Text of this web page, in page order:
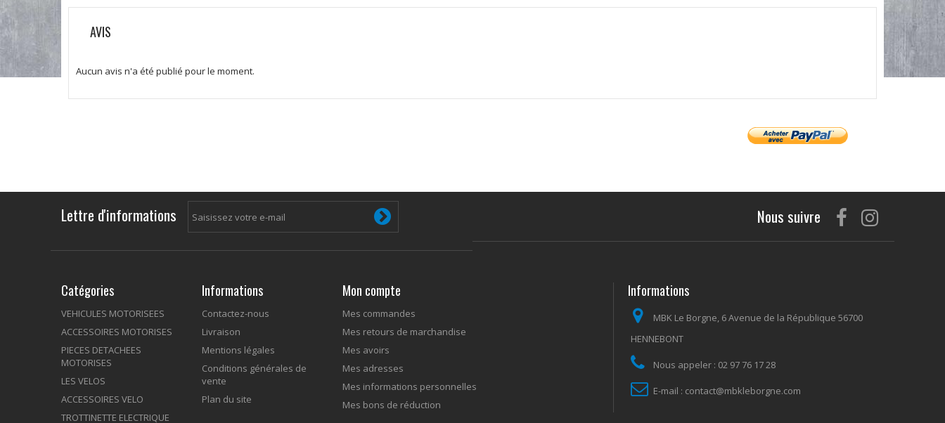
AVIS
Aucun avis n'a été publié pour le moment.
Lettre d'informations Nous suivre
Catégories
VEHICULES MOTORISEES
ACCESSOIRES MOTORISES
PIECES DETACHEES
MOTORISES
LES VELOS
ACCESSOIRES VELO
TROTTINETTE ELECTRIQUE
Informations
Contactez-nous
Livraison
Mentions légales
Conditions générales de
vente
Plan du site
Mon compte
Mes commandes
Mes retours de marchandise
Mes avoirs
Mes adresses
Mes informations personnelles
Mes bons de réduction
Informations
MBK Le Borgne, 6 Avenue de la République 56700
HENNEBONT
Nous appeler : 02 97 76 17 28
E-mail : contact@mbkleborgne.com